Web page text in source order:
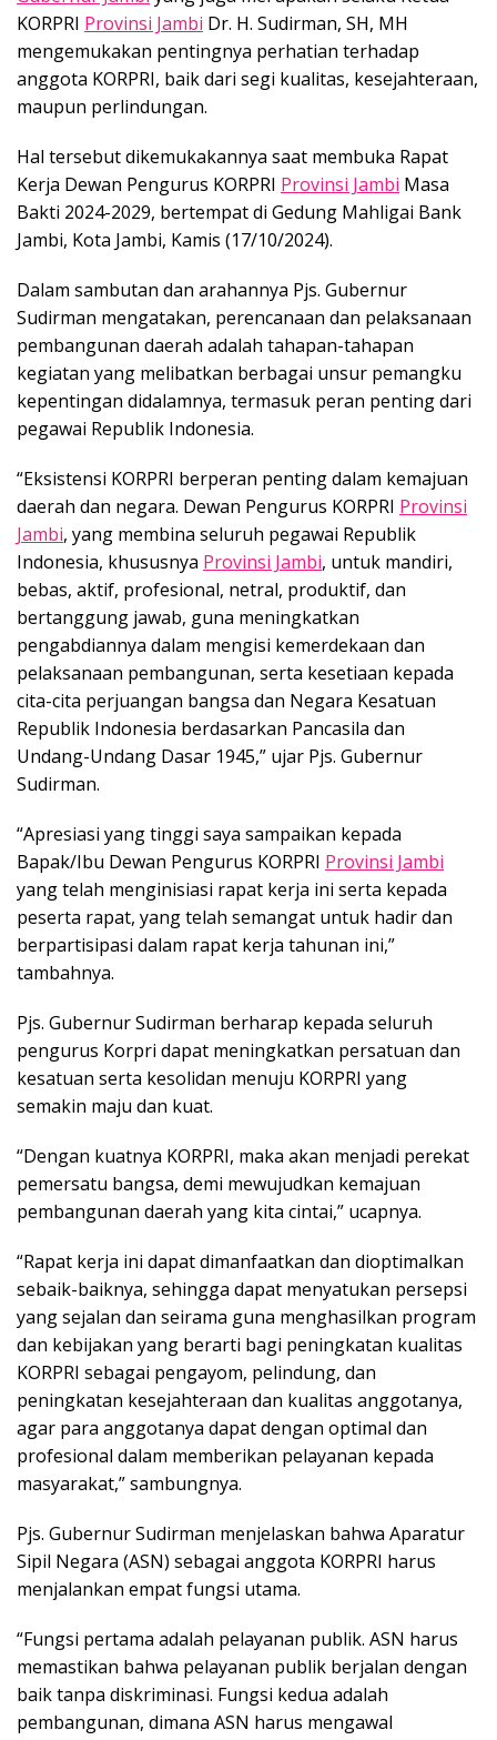
KORPRI Provinsi Jambi Dr. H. Sudirman, SH, MH
mengemukakan pentingnya perhatian terhadap
anggota KORPRI, baik dari segi kualitas, kesejahteraan,
maupun perlindungan.
Hal tersebut dikemukakannya saat membuka Rapat
Kerja Dewan Pengurus KORPRI Provinsi Jambi Masa
Bakti 2024-2029, bertempat di Gedung Mahligai Bank
Jambi, Kota Jambi, Kamis (17/10/2024).
Dalam sambutan dan arahannya Pjs. Gubernur
Sudirman mengatakan, perencanaan dan pelaksanaan
pembangunan daerah adalah tahapan-tahapan
kegiatan yang melibatkan berbagai unsur pemangku
kepentingan didalamnya, termasuk peran penting dari
pegawai Republik Indonesia.
“Eksistensi KORPRI berperan penting dalam kemajuan
daerah dan negara. Dewan Pengurus KORPRI Provinsi
Jambi, yang membina seluruh pegawai Republik
Indonesia, khususnya Provinsi Jambi, untuk mandiri,
bebas, aktif, profesional, netral, produktif, dan
bertanggung jawab, guna meningkatkan
pengabdiannya dalam mengisi kemerdekaan dan
pelaksanaan pembangunan, serta kesetiaan kepada
cita-cita perjuangan bangsa dan Negara Kesatuan
Republik Indonesia berdasarkan Pancasila dan
Undang-Undang Dasar 1945,” ujar Pjs. Gubernur
Sudirman.
“Apresiasi yang tinggi saya sampaikan kepada
Bapak/Ibu Dewan Pengurus KORPRI Provinsi Jambi
yang telah menginisiasi rapat kerja ini serta kepada
peserta rapat, yang telah semangat untuk hadir dan
berpartisipasi dalam rapat kerja tahunan ini,”
tambahnya.
Pjs. Gubernur Sudirman berharap kepada seluruh
pengurus Korpri dapat meningkatkan persatuan dan
kesatuan serta kesolidan menuju KORPRI yang
semakin maju dan kuat.
“Dengan kuatnya KORPRI, maka akan menjadi perekat
pemersatu bangsa, demi mewujudkan kemajuan
pembangunan daerah yang kita cintai,” ucapnya.
“Rapat kerja ini dapat dimanfaatkan dan dioptimalkan
sebaik-baiknya, sehingga dapat menyatukan persepsi
yang sejalan dan seirama guna menghasilkan program
dan kebijakan yang berarti bagi peningkatan kualitas
KORPRI sebagai pengayom, pelindung, dan
peningkatan kesejahteraan dan kualitas anggotanya,
agar para anggotanya dapat dengan optimal dan
profesional dalam memberikan pelayanan kepada
masyarakat,” sambungnya.
Pjs. Gubernur Sudirman menjelaskan bahwa Aparatur
Sipil Negara (ASN) sebagai anggota KORPRI harus
menjalankan empat fungsi utama.
“Fungsi pertama adalah pelayanan publik. ASN harus
memastikan bahwa pelayanan publik berjalan dengan
baik tanpa diskriminasi. Fungsi kedua adalah
pembangunan, dimana ASN harus mengawal